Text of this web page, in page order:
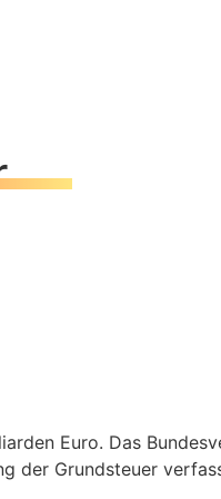
Euro. Das
der Grundsteuer